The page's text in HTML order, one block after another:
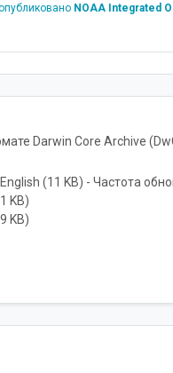
NOAA Integrated
Darwin Core Archive
(11 KB) - Частота
KB)
KB)